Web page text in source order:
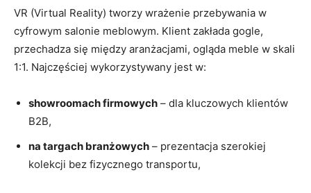
VR (Virtual Reality) tworzy wrażenie przebywania w
cyfrowym salonie meblowym. Klient zakłada gogle,
przechadza się między aranżacjami, ogląda meble w skali
1:1. Najczęściej wykorzystywany jest w:
showroomach firmowych – dla kluczowych klientów
B2B,
na targach branżowych – prezentacja szerokiej
kolekcji bez fizycznego transportu,